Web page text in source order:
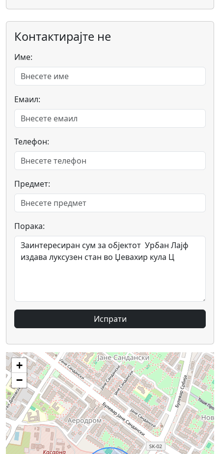
Контактирајте не
Име:
Емаил:
Телефон:
Предмет:
Порака:
Испрати
+
−